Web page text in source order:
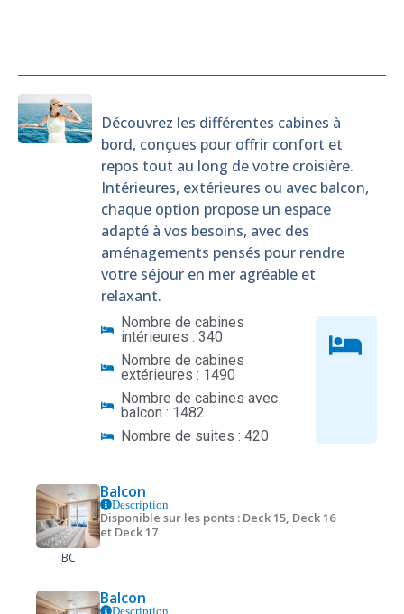
Découvrez les différentes cabines à
bord, conçues pour offrir confort et
repos tout au long de votre croisière.
Intérieures, extérieures ou avec balcon,
chaque option propose un espace
adapté à vos besoins, avec des
aménagements pensés pour rendre
votre séjour en mer agréable et
relaxant.
Nombre de cabines
intérieures : 340
Nombre de cabines
extérieures : 1490
Nombre de cabines avec
balcon : 1482
Nombre de suites : 420
BC
Balcon
Description
Disponible sur les ponts : Deck 15, Deck 16
et Deck 17
Balcon
Description